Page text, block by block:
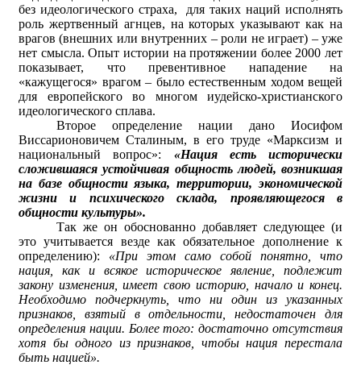
без идеологического страха, для таких наций исполнять
роль жертвенный агнцев, на которых указывают как на
врагов (внешних или внутренних – роли не играет) – уже
нет смысла. Опыт истории на протяжении более 2000 лет
показывает, что превентивное нападение на
«кажущегося» врагом – было естественным ходом вещей
для европейского во многом иудейско-христианского
идеологического сплава.
Второе определение нации дано Иосифом
Виссарионовичем Сталиным, в его труде «Марксизм и
национальный вопрос»: «Нация есть исторически
сложившаяся устойчивая общность людей, возникшая
на базе общности языка, территории, экономической
жизни и психического склада, проявляющегося в
общности культуры».
Так же он обоснованно добавляет следующее (и
это учитывается везде как обязательное дополнение к
определению): «При этом само собой понятно, что
нация, как и всякое историческое явление, подлежит
закону изменения, имеет свою историю, начало и конец.
Необходимо подчеркнуть, что ни один из указанных
признаков, взятый в отдельности, недостаточен для
определения нации. Более того: достаточно отсутствия
хотя бы одного из признаков, чтобы нация перестала
быть нацией».